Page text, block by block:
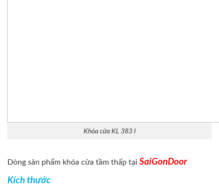
Khóa cửa KL 383 I
Dòng sản phẩm khóa cửa tầm thấp tại SaiGonDoor
Kích thước